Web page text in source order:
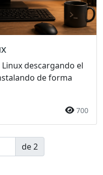
Linux descargando el
de forma
700
de 2